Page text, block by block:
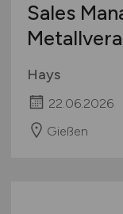
Sales
Hays
22.06.2026
Gießen